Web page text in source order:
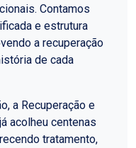
Contamos
e estrutura
a recuperação
de cada
a Recuperação e
acolheu centenas
tratamento,